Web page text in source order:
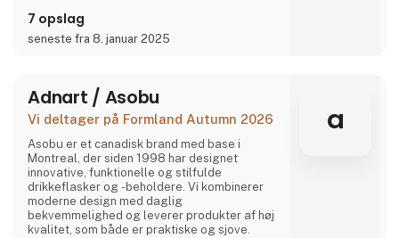
7 opslag
seneste fra 8. januar 2025
Adnart / Asobu
Vi deltager på Formland Autumn 2026
Asobu er et canadisk brand med base i
Montreal, der siden 1998 har designet
innovative, funktionelle og stilfulde
drikkeflasker og -beholdere. Vi kombinerer
moderne design med daglig
bekvemmelighed og leverer produkter af høj
kvalitet, som både er praktiske og sjove.
a